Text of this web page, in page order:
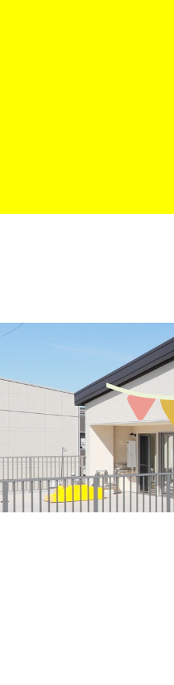
教育保育につ
園の環境募集案内
入園説明
ア